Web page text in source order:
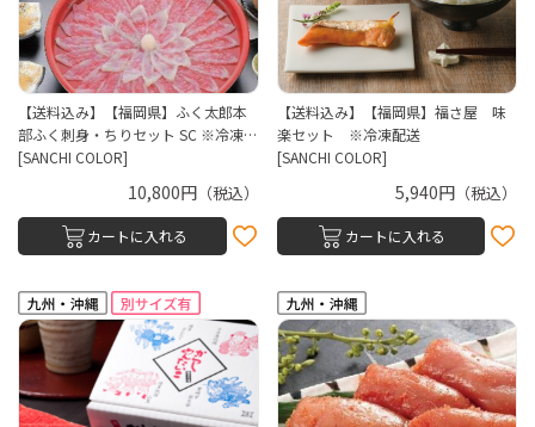
【送料込み】【福岡県】ふく太郎本
部ふく刺身・ちりセット SC ※冷凍…
[SANCHI COLOR]
10,800円（税込）
カートに入れる
【送料込み】【福岡県】福さ屋 味
楽セット ※冷凍配送
[SANCHI COLOR]
5,940円 （税込）
カートに入れる